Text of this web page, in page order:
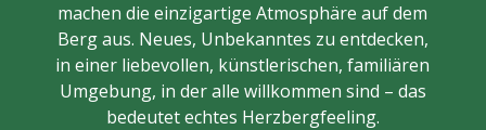
machen die einzigartige Atmosphäre auf dem
Berg aus. Neues, Unbekanntes zu entdecken,
in einer liebevollen, künstlerischen, familiären
Umgebung, in der alle willkommen sind – das
bedeutet echtes Herzbergfeeling.